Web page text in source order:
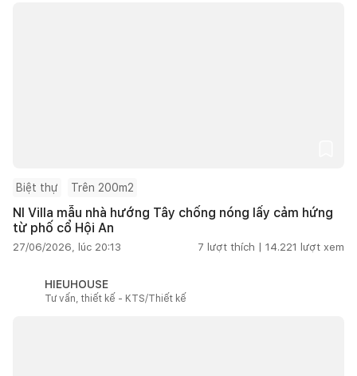
Biệt thự Trên 200m2
NI Villa mẫu nhà hướng Tây chống nóng lấy cảm hứng
từ phố cổ Hội An
27/06/2026, lúc 20:13 7 lượt thích | 14.221 lượt xem
HIEUHOUSE
Tư vấn, thiết kế - KTS/Thiết kế